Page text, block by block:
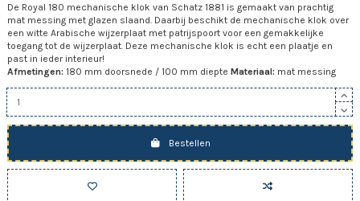
De Royal 180 mechanische klok van Schatz 1881 is gemaakt van prachtig
mat messing met glazen slaand. Daarbij beschikt de mechanische klok over
een witte Arabische wijzerplaat met patrijspoort voor een gemakkelijke
toegang tot de wijzerplaat. Deze mechanische klok is echt een plaatje en
past in ieder interieur!
Afmetingen: 180 mm doorsnede / 100 mm diepte Materiaal: mat messing
Bestellen